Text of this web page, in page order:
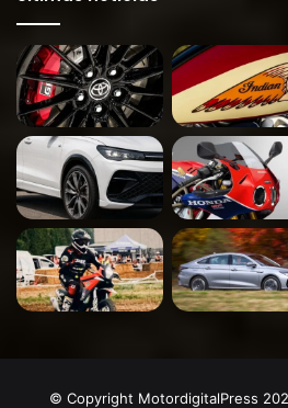
© Copyright MotordigitalPress